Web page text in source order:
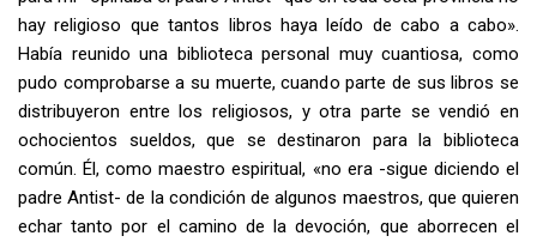
hay religioso que tantos libros haya leído de cabo a cabo».
Había reunido una biblioteca personal muy cuantiosa, como
pudo comprobarse a su muerte, cuando parte de sus libros se
distribuyeron entre los religiosos, y otra parte se vendió en
ochocientos sueldos, que se destinaron para la biblioteca
común. Él, como maestro espiritual, «no era -sigue diciendo el
padre Antist- de la condición de algunos maestros, que quieren
echar tanto por el camino de la devoción, que aborrecen el